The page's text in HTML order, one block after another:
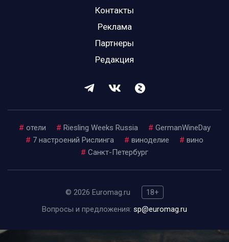
Контакты
Реклама
Партнеры
Редакция
# отели # Riesling Weeks Russia # GermanWineDay
# 7 настроений Рислинга # виноделие # вино
# Санкт-Петербург
© 2026 Euromag.ru
18+
Вопросы и предложения: sp@euromag.ru